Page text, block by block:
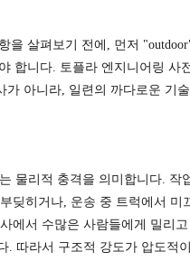
을 살펴보기 전에, 먼저
합니다. 토플라 엔지니어링 사
가 아니라, 일련의 까다로운 기
물리적 충격을 의미합니다. 작
딪히거나, 운송 중 트럭에서 미
에서 수많은 사람들에게 밀리
. 따라서 구조적 강도가 압도적